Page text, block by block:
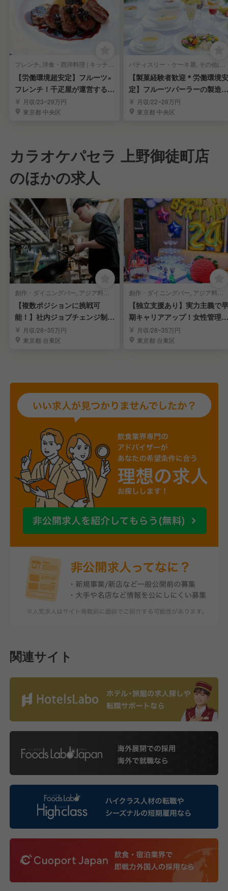
フレンチ, 洋食・西洋料理 | キッチンスタッフ
【労働環境超安定】フルーツ×
フレンチ！千疋屋が運営するレ
ストラン調理人
月収/23~29万円
東京都 中央区
パティスリー・ケーキ屋, その他(料理ジャンル) | キッチンスタッフ
【製菓経験者歓迎＊労働環境安
定】フルーツパーラーの製造・
調理スタッフ募集
月収/22~28万円
東京都 中央区
カラオケパセラ 上野御徒町店
のほかの求人
創作・ダイニングバー, アジア料理・エスニック | 調理見習い・調理補助
【複数ポジションに挑戦可
能！】社内ジョブチェンジ制度
で広がるキャリアパス
月収/28~35万円
東京都 台東区
創作・ダイニングバー, アジア料理・エスニック | レストランサービス・ホールスタッフ
【独立支援あり】実力主義で早
期キャリアアップ！女性管理職
も活躍中◎
月収/28~35万円
東京都 台東区
関連サイト